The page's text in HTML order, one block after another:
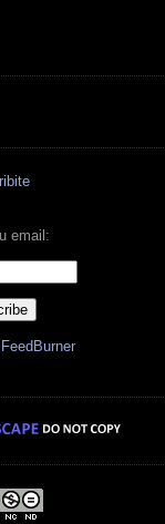
email:
FeedBurner